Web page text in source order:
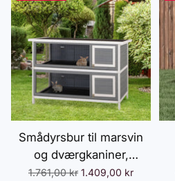
Smådyrsbur til marsvin
og dværgkaniner,
toetagers, træ, grå
Normalpris
1.761,00 kr 1.409,00 kr